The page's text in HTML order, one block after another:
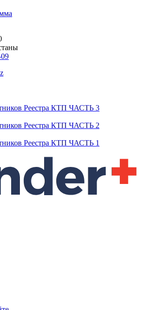
Реестра КТП ЧАСТЬ 3
Реестра КТП ЧАСТЬ 2
Реестра КТП ЧАСТЬ 1